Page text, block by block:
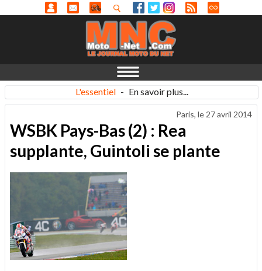
L'essentiel - En savoir plus...
Paris, le 27 avril 2014
WSBK Pays-Bas (2) : Rea
supplante, Guintoli se plante